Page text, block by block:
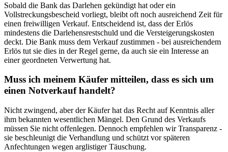
Sobald die Bank das Darlehen gekündigt hat oder ein
Vollstreckungsbescheid vorliegt, bleibt oft noch ausreichend Zeit für
einen freiwilligen Verkauf. Entscheidend ist, dass der Erlös
mindestens die Darlehensrestschuld und die Versteigerungskosten
deckt. Die Bank muss dem Verkauf zustimmen - bei ausreichendem
Erlös tut sie dies in der Regel gerne, da auch sie ein Interesse an
einer geordneten Verwertung hat.
Muss ich meinem Käufer mitteilen, dass es sich um
einen Notverkauf handelt?
Nicht zwingend, aber der Käufer hat das Recht auf Kenntnis aller
ihm bekannten wesentlichen Mängel. Den Grund des Verkaufs
müssen Sie nicht offenlegen. Dennoch empfehlen wir Transparenz -
sie beschleunigt die Verhandlung und schützt vor späteren
Anfechtungen wegen arglistiger Täuschung.